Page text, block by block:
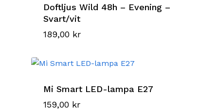
Doftljus Wild 48h – Evening –
Svart/vit
189,00 kr
Mi Smart LED-lampa E27
159,00 kr